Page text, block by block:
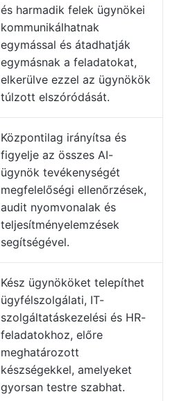
és harmadik felek ügynökei
kommunikálhatnak
egymással és átadhatják
egymásnak a feladatokat,
elkerülve ezzel az ügynökök
túlzott elszóródását.
Központilag irányítsa és
figyelje az összes AI-
ügynök tevékenységét
megfelelőségi ellenőrzések,
audit nyomvonalak és
teljesítményelemzések
segítségével.
Kész ügynököket telepíthet
ügyfélszolgálati, IT-
szolgáltatáskezelési és HR-
feladatokhoz, előre
meghatározott
készségekkel, amelyeket
gyorsan testre szabhat.